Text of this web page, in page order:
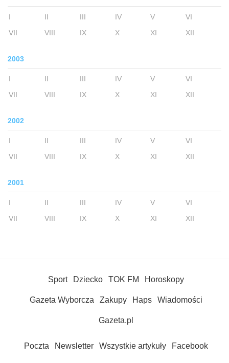
I II III IV V
VI
VII
VIII IX X XI XII
2003
I II III IV V
VI
VII
VIII IX X XI XII
2002
I II III IV V
VI
VII
VIII IX X XI XII
2001
I II III IV V
VI
VII
VIII IX X XI XII
Sport Dziecko TOK FM Horoskopy
Gazeta Wyborcza Zakupy Haps Wiadomości
Gazeta.pl
Poczta Newsletter Wszystkie artykuły Facebook